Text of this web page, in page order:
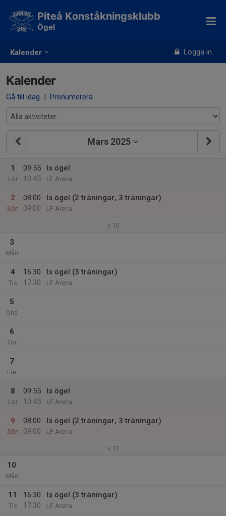
Kalender Logga in
Piteå Konståkningsklubb
Ögel
Kalender
Gå till idag | Prenumerera
Mars 2025
1
Lör
09:55
10:45
Is ögel
LF Arena
2
Sön
08:00
09:00
Is ögel (2 träningar, 3 träningar)
LF Arena
v.10
3
Mån
4
Tis
16:30
17:30
Is ögel (3 träningar)
LF Arena
5
Ons
6
Tor
7
Fre
8
Lör
09:55
10:45
Is ögel
LF Arena
9
Sön
08:00
09:00
Is ögel (2 träningar, 3 träningar)
LF Arena
v.11
10
Mån
11
Tis
16:30
17:30
Is ögel (3 träningar)
LF Arena